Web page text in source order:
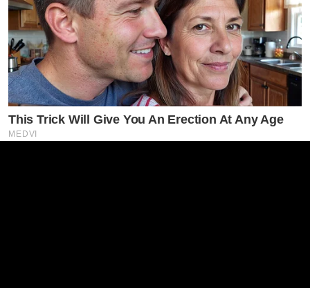
This Trick Will Give You An Erection At Any Age
MEDVI